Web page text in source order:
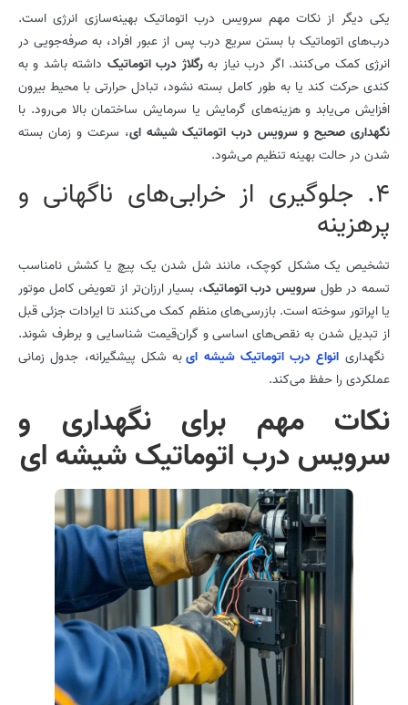
یکی دیگر از نکات مهم سرویس درب اتوماتیک بهینه‌سازی انرژی است.
درب‌های اتوماتیک با بستن سریع درب پس از عبور افراد، به صرفه‌جویی در
انرژی کمک می‌کنند. اگر درب نیاز بهرگلاژ درب اتوماتیک داشته باشد و به
کندی حرکت کند یا به طور کامل بسته نشود، تبادل حرارتی با محیط بیرون
افزایش می‌یابد و هزینه‌های گرمایش یا سرمایش ساختمان بالا می‌رود. با
نگهداری صحیح و سرویس درب اتوماتیک شیشه ای، سرعت و زمان بسته
شدن در حالت بهینه تنظیم می‌شود.
4. جلوگیری از خرابی‌های ناگهانی و
پرهزینه
تشخیص یک مشکل کوچک، مانند شل شدن یک پیچ یا کشش نامناسب
تسمه در طول سرویس درب اتوماتیک، بسیار ارزان‌تر از تعویض کامل موتور
یا اپراتور سوخته است. بازرسی‌های منظم کمک می‌کنند تا ایرادات جزئی قبل
از تبدیل شدن به نقص‌های اساسی و گران‌قیمت شناسایی و برطرف شوند.
نگهداری انواع درب اتوماتیک شیشه ایبه شکل پیشگیرانه، جدول زمانی
عملکردی را حفظ می‌کند.
نکات مهم برای نگهداری و
سرویس درب اتوماتیک شیشه ای